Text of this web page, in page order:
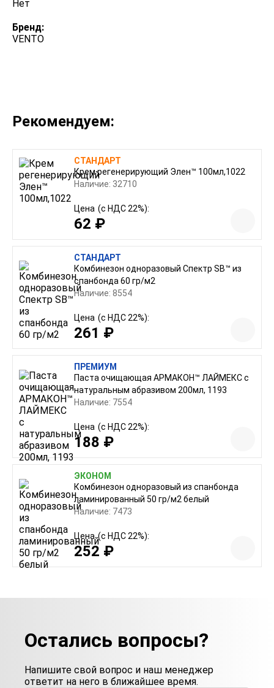
Нет
Бренд:
VENTO
Рекомендуем:
СТАНДАРТ
Крем регенерирующий Элен™ 100мл,1022
Наличие: 32710
Цена (с НДС 22%):
62 ₽
СТАНДАРТ
Комбинезон одноразовый Спектр SB™ из
спанбонда 60 гр/м2
Наличие: 8554
Цена (с НДС 22%):
261 ₽
ПРЕМИУМ
Паста очищающая АРМАКОН™ ЛАЙМЕКС с
натуральным абразивом 200мл, 1193
Наличие: 7554
Цена (с НДС 22%):
188 ₽
ЭКОНОМ
Комбинезон одноразовый из спанбонда
ламинированный 50 гр/м2 белый
Наличие: 7473
Цена (с НДС 22%):
252 ₽
Остались вопросы?
Напишите свой вопрос и наш менеджер
ответит на него в ближайшее время.